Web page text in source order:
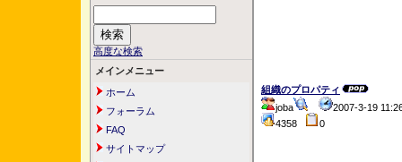
高度な検索
メインメニュー
ホーム
フォーラム
FAQ
サイトマップ
組織のプロパティ
joba
2007-3-19
4358
0